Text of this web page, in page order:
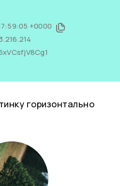
+0000
горизонтально